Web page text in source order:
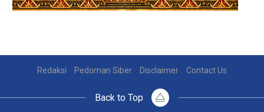
Redaksi Pedoman Siber Disclaimer Contact Us
Back to Top